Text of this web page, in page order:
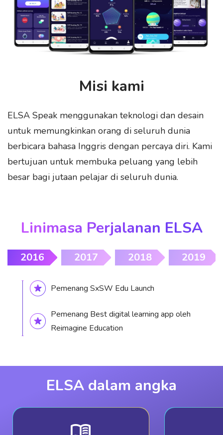
Misi kami
ELSA Speak menggunakan teknologi dan desain
untuk memungkinkan orang di seluruh dunia
berbicara bahasa Inggris dengan percaya diri. Kami
bertujuan untuk membuka peluang yang lebih
besar bagi jutaan pelajar di seluruh dunia.
Linimasa Perjalanan ELSA
2016 2017 2018 2019
Pemenang SxSW Edu Launch
Pemenang Best digital learning app oleh
Reimagine Education
ELSA dalam angka